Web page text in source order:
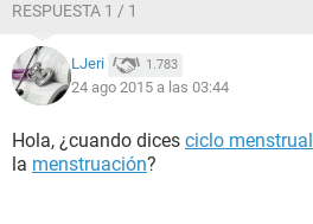
RESPUESTA 1 / 1
LJeri 1.783
24 ago 2015 a las 03:44
Hola, ¿cuando dices ciclo menstrual
la menstruación?